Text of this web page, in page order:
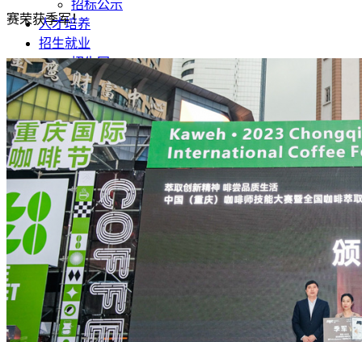
招标公示
人才培养
招生就业
招生网
就业信息网
对外交流
科学研究
高职单招
智慧校园
教务系统
OA办公系统
统一门户
电子邮件
快捷功能
单招报名
录取查询
图书查询
值班系统
赛荣获季军！